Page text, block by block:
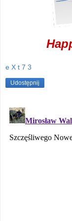
e X t 7 3
Udostępnij